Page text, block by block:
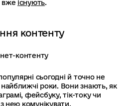
вже існують.
контенту
контенту
сьогодні й точно не
найближчі роки. Вони знають, як
фейсбуку, тік-току чи
нею комунікувати.